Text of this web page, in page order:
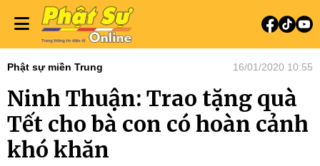
Phật sự miền Trung 16/01/2020 10:55
Ninh Thuận: Trao tặng quà
Tết cho bà con có hoàn cảnh
khó khăn